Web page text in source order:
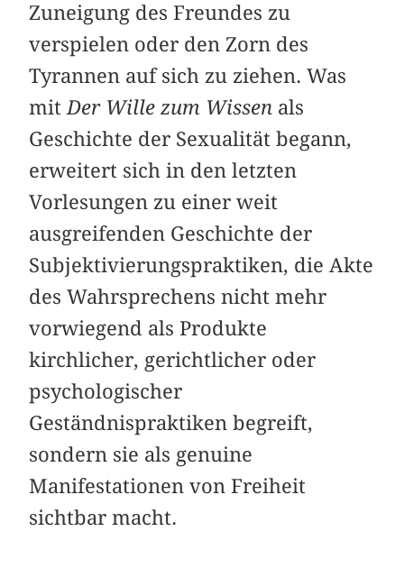
Zuneigung des Freundes zu
verspielen oder den Zorn des
Tyrannen auf sich zu ziehen. Was
mit Der Wille zum Wissen als
Geschichte der Sexualität begann,
erweitert sich in den letzten
Vorlesungen zu einer weit
ausgreifenden Geschichte der
Subjektivierungspraktiken, die Akte
des Wahrsprechens nicht mehr
vorwiegend als Produkte
kirchlicher, gerichtlicher oder
psychologischer
Geständnispraktiken begreift,
sondern sie als genuine
Manifestationen von Freiheit
sichtbar macht.